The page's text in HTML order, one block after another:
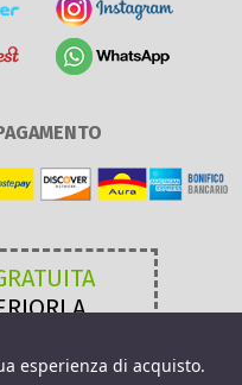
A
esperienza di acquisto.